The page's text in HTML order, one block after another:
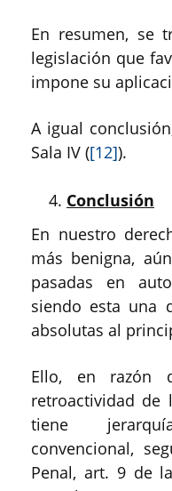
En resumen, se
legislación que
impone su
A igual
Sala IV ([12]).
Conclusión
En nuestro
más benigna,
pasadas en
siendo esta una
absolutas al
Ello, en razón
retroactividad de
tiene
convencional,
Penal, art. 9 de